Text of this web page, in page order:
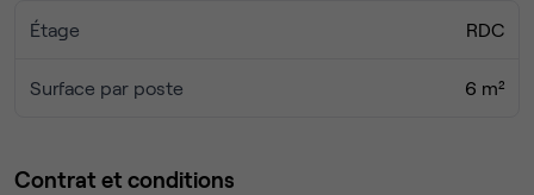
boissons fraiches à volonté.
Espaces 1 à 5 postes. Mobilier, services, équipements
Accès sécurisé 24H/24. Café et boissons fraiches à
Étage RDC
Surface par poste 6 m²
Contrat et conditions